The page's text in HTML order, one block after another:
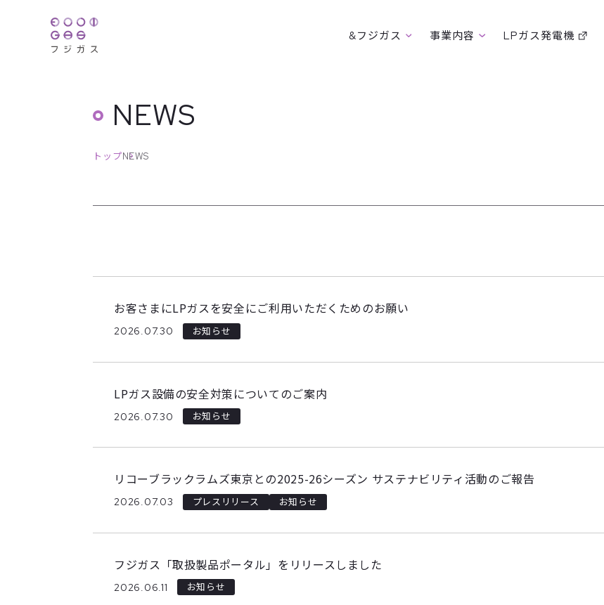
&フジガス 事業内容 LPガス発電機
NEWS
トップNEWS
お客さまにLPガスを安全にご利用いただくためのお願い
2026.07.30 お知らせ
LPガス設備の安全対策についてのご案内
2026.07.30 お知らせ
リコーブラックラムズ東京との2025-26シーズン サステナビリティ活動のご報告
2026.07.03 プレスリリース お知らせ
フジガス「取扱製品ポータル」をリリースしました
2026.06.11 お知らせ